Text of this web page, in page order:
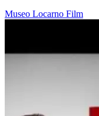
Museo Locarno Film